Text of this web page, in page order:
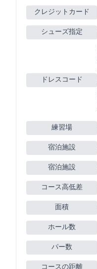
クレジットカード
シューズ指定
ドレスコード
練習場
宿泊施設
宿泊施設
コース高低差
面積
ホール数
パー数
コースの距離